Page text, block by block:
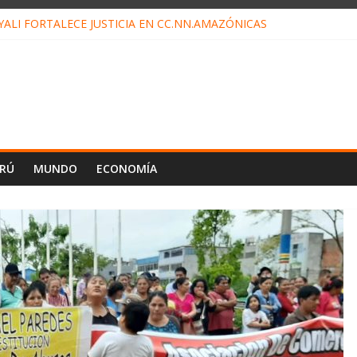
FORTALECE JUSTICIA EN CC.NN.AMAZÓNICAS
MUNDO ECONOMÍA